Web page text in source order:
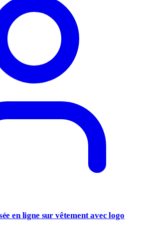
en ligne sur vêtement avec logo